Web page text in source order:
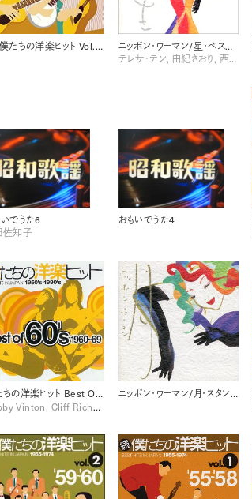
続・僕たちの洋楽ヒット Vol.4 (1962-1963)
ニッポン・ウーマン/星・ベストヒット集
テレサ・テン, 由紀さおり, 西田佐知子, 越路吹雪
でうた6
佐知子
おもいでうた4
僕たちの洋楽ヒット Best Of 60’s 1960-1969
Bobby Vinton, Cliff Richard, France Gall, Neil Sedaka, Otis Redding, Roy Orbison, Sylvie Vartan, The Birds, The Cascades, The Hollies, The Monkees, The Temptations
ニッポン・ウーマン/月・スタンダード集